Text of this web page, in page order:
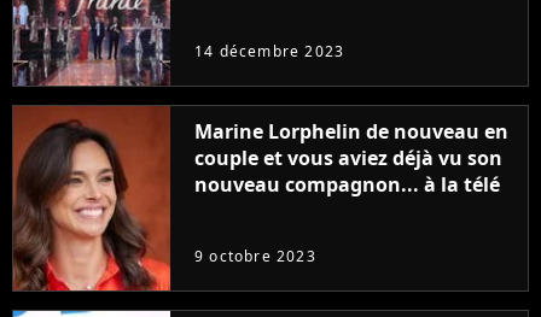
14 décembre 2023
Marine Lorphelin de nouveau en
couple et vous aviez déjà vu son
nouveau compagnon... à la télé
9 octobre 2023